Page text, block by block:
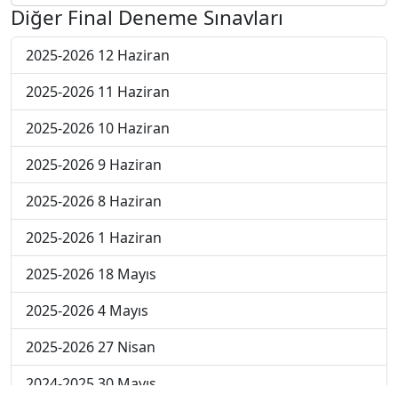
Diğer Final Deneme Sınavları
2025-2026 12 Haziran
2025-2026 11 Haziran
2025-2026 10 Haziran
2025-2026 9 Haziran
2025-2026 8 Haziran
2025-2026 1 Haziran
2025-2026 18 Mayıs
2025-2026 4 Mayıs
2025-2026 27 Nisan
2024-2025 30 Mayıs